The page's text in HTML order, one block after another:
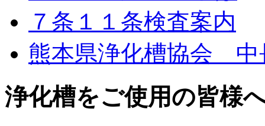
７条１１条検査案内
熊本県浄化槽協会 中
浄化槽をご使用の皆様